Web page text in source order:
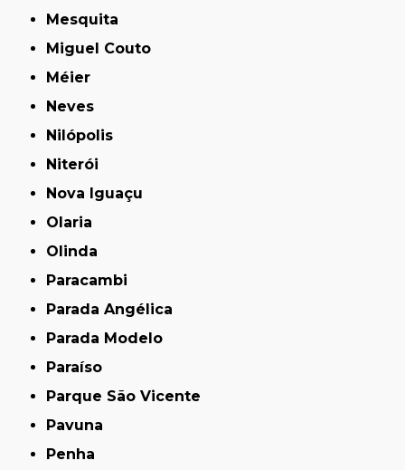
Mesquita
Miguel Couto
Méier
Neves
Nilópolis
Niterói
Nova Iguaçu
Olaria
Olinda
Paracambi
Parada Angélica
Parada Modelo
Paraíso
Parque São Vicente
Pavuna
Penha